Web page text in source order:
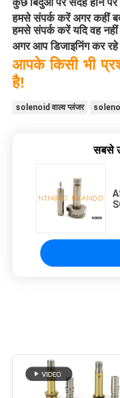
कुछ बिंदुओं पर संदेह होने
हमसे संपर्क करें अगर कहीं
हमसे संपर्क करें यदि वह
अगर आप डिजाइनिंग कर
आपके किसी भी
है!
solenoid वाल्व प्लंजर
सबसे